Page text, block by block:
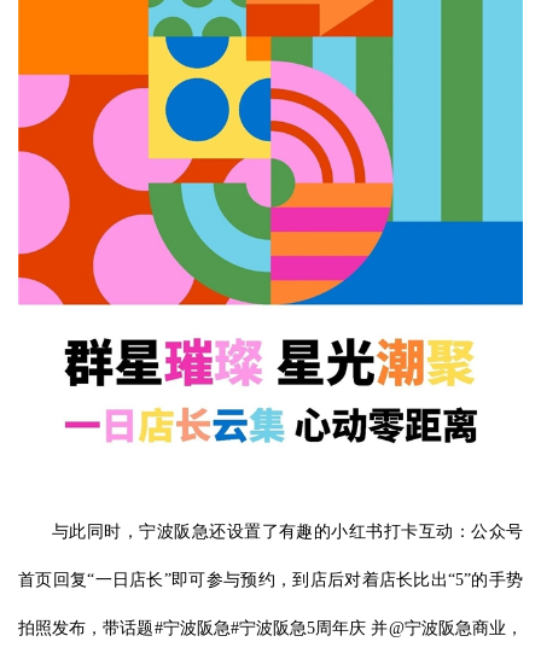
与此同时，宁波阪急还设置了有趣的小红书打卡互动：公众号
首页回复“一日店长”即可参与预约，到店后对着店长比出“5”的手势
拍照发布，带话题#宁波阪急#宁波阪急5周年庆 并@宁波阪急商业，